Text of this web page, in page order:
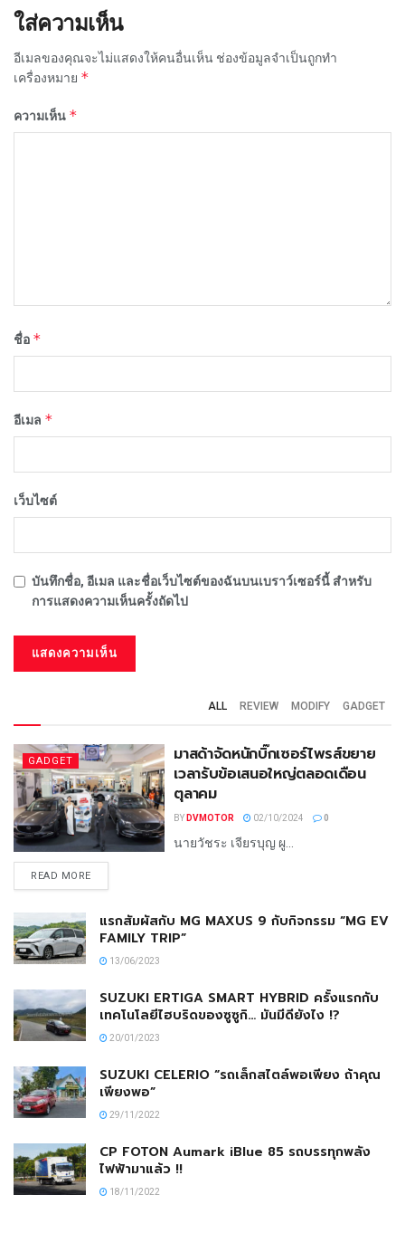
ใส่ความเห็น
อีเมลของคุณจะไม่แสดงให้คนอื่นเห็น ช่องข้อมูลจำเป็นถูกทำ
เครื่องหมาย *
ความเห็น *
ชื่อ *
อีเมล *
เว็บไซต์
บันทึกชื่อ, อีเมล และชื่อเว็บไซต์ของฉันบนเบราว์เซอร์นี้ สำหรับ
การแสดงความเห็นครั้งถัดไป
ALL REVIEW MODIFY GADGET
GADGET
มาสด้าจัดหนักบิ๊กเซอร์ไพรส์ขยาย
เวลารับข้อเสนอใหญ่ตลอดเดือน
ตุลาคม
BY DVMOTOR 02/10/2024 0
นายวัชระ เจียรบุญ ผู...
READ MORE
แรกสัมผัสกับ MG MAXUS 9 กับกิจกรรม “MG EV
FAMILY TRIP”
13/06/2023
SUZUKI ERTIGA SMART HYBRID ครั้งแรกกับ
เทคโนโลยีไฮบริดของซูซูกิ… มันมีดียังไง !?
20/01/2023
SUZUKI CELERIO “รถเล็กสไตล์พอเพียง ถ้าคุณ
เพียงพอ”
29/11/2022
CP FOTON Aumark iBlue 85 รถบรรทุกพลัง
ไฟฟ้ามาแล้ว !!
18/11/2022